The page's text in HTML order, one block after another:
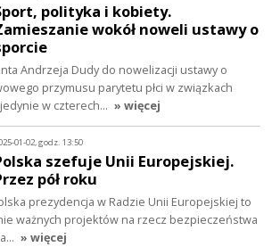
polityka i kobiety.
wokół noweli ustawy o
Andrzeja Dudy do nowelizacji ustawy o
przymusu parytetu płci w związkach
w czterech… » więcej
01-02, godz. 13:50
szefuje Unii Europejskiej.
pół roku
prezydencja w Radzie Unii Europejskiej to
ważnych projektów na rzecz bezpieczeństwa
» więcej